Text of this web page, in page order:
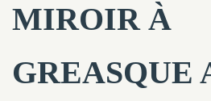
MIROIR À
GREASQUE
NOS CONSEILS
NOS AGENCES